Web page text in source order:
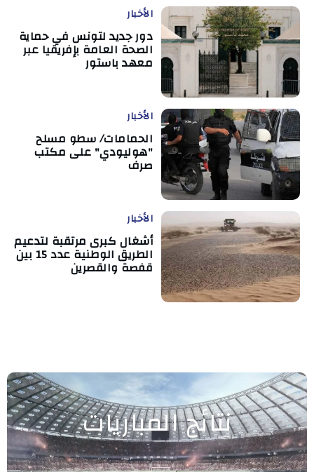
الأخبار
دور جديد لتونس في حماية
الصحة العامة بإفريقيا عبر
معهد باستور
الأخبار
الحمامات/ سطو مسلح
"هوليودي" على مكتب
صرف
الأخبار
أشغال كبرى مرتقبة لتدعيم
الطريق الوطنية عدد 15 بين
قفصة والقصرين
نتائج المباريات